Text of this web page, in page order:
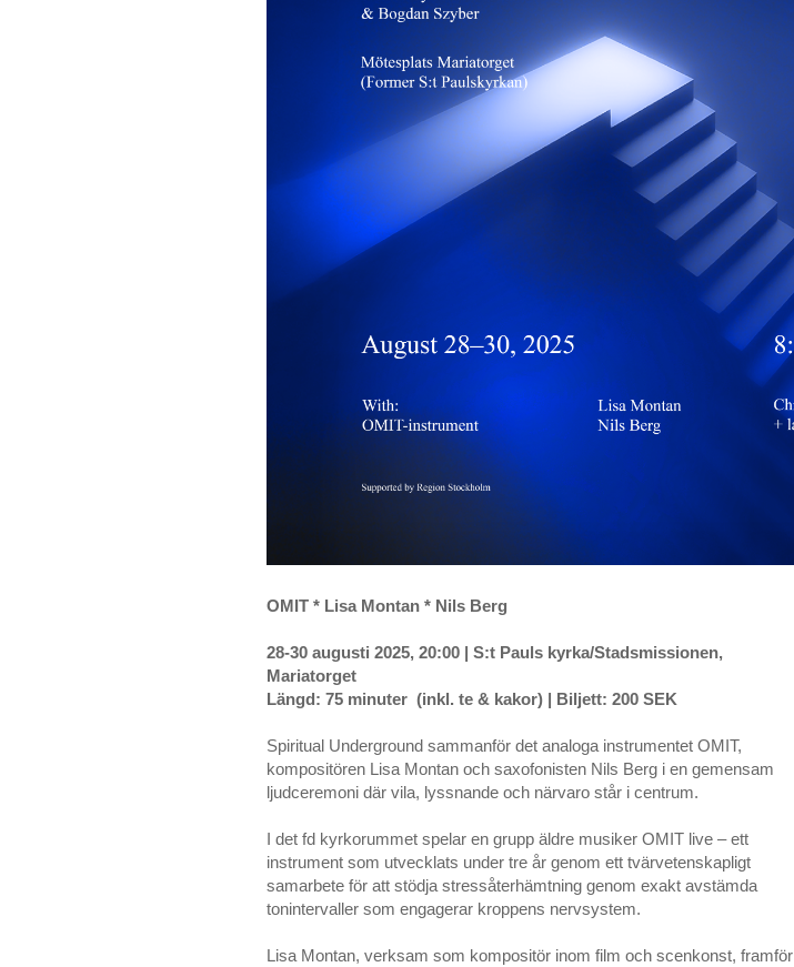
OMIT * Lisa Montan * Nils Berg
28-30 augusti 2025, 20:00 | S:t Pauls kyrka/Stadsmissionen,
Mariatorget
Längd: 75 minuter (inkl. te & kakor) | Biljett: 200 SEK
Spiritual Underground sammanför det analoga instrumentet OMIT,
kompositören Lisa Montan och saxofonisten Nils Berg i en gemensam
ljudceremoni där vila, lyssnande och närvaro står i centrum.
I det fd kyrkorummet spelar en grupp äldre musiker OMIT live – ett
instrument som utvecklats under tre år genom ett tvärvetenskapligt
samarbete för att stödja stressåterhämtning genom exakt avstämda
tonintervaller som engagerar kroppens nervsystem.
Lisa Montan, verksam som kompositör inom film och scenkonst, framför